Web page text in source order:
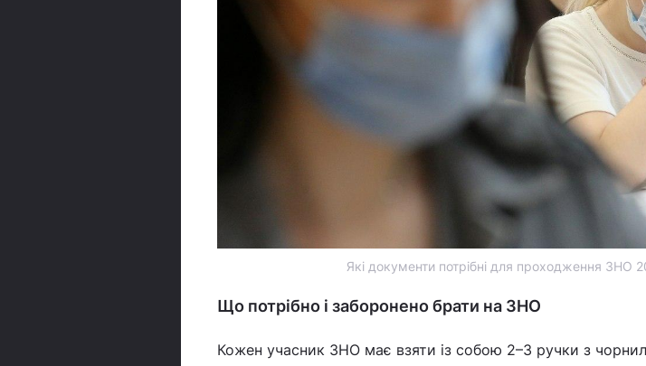
Які документи потрібні для проходження ЗНО
Що потрібно і заборонено брати на ЗНО
Кожен учасник ЗНО має взяти із собою 2–3 ручки з